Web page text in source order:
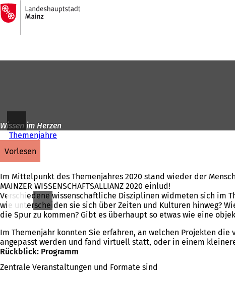
Inhalt anspringen
Zur
Startseite
Wissen im Herzen
Themenjahre
vorlesen
Im Mittelpunkt des Themenjahres 2020 stand wieder der
MAINZER WISSENSCHAFTSALLIANZ 2020 einlud!
Verschiedene wissenschaftliche Disziplinen widmeten sich im
wie unterscheiden sie sich über Zeiten und Kulturen hinweg?
die Spur zu kommen? Gibt es überhaupt so etwas wie eine
Im Themenjahr konnten Sie erfahren, an welchen Projekten
angepasst werden und fand virtuell statt, oder in einem
Rückblick: Programm
Zentrale Veranstaltungen und Formate sind